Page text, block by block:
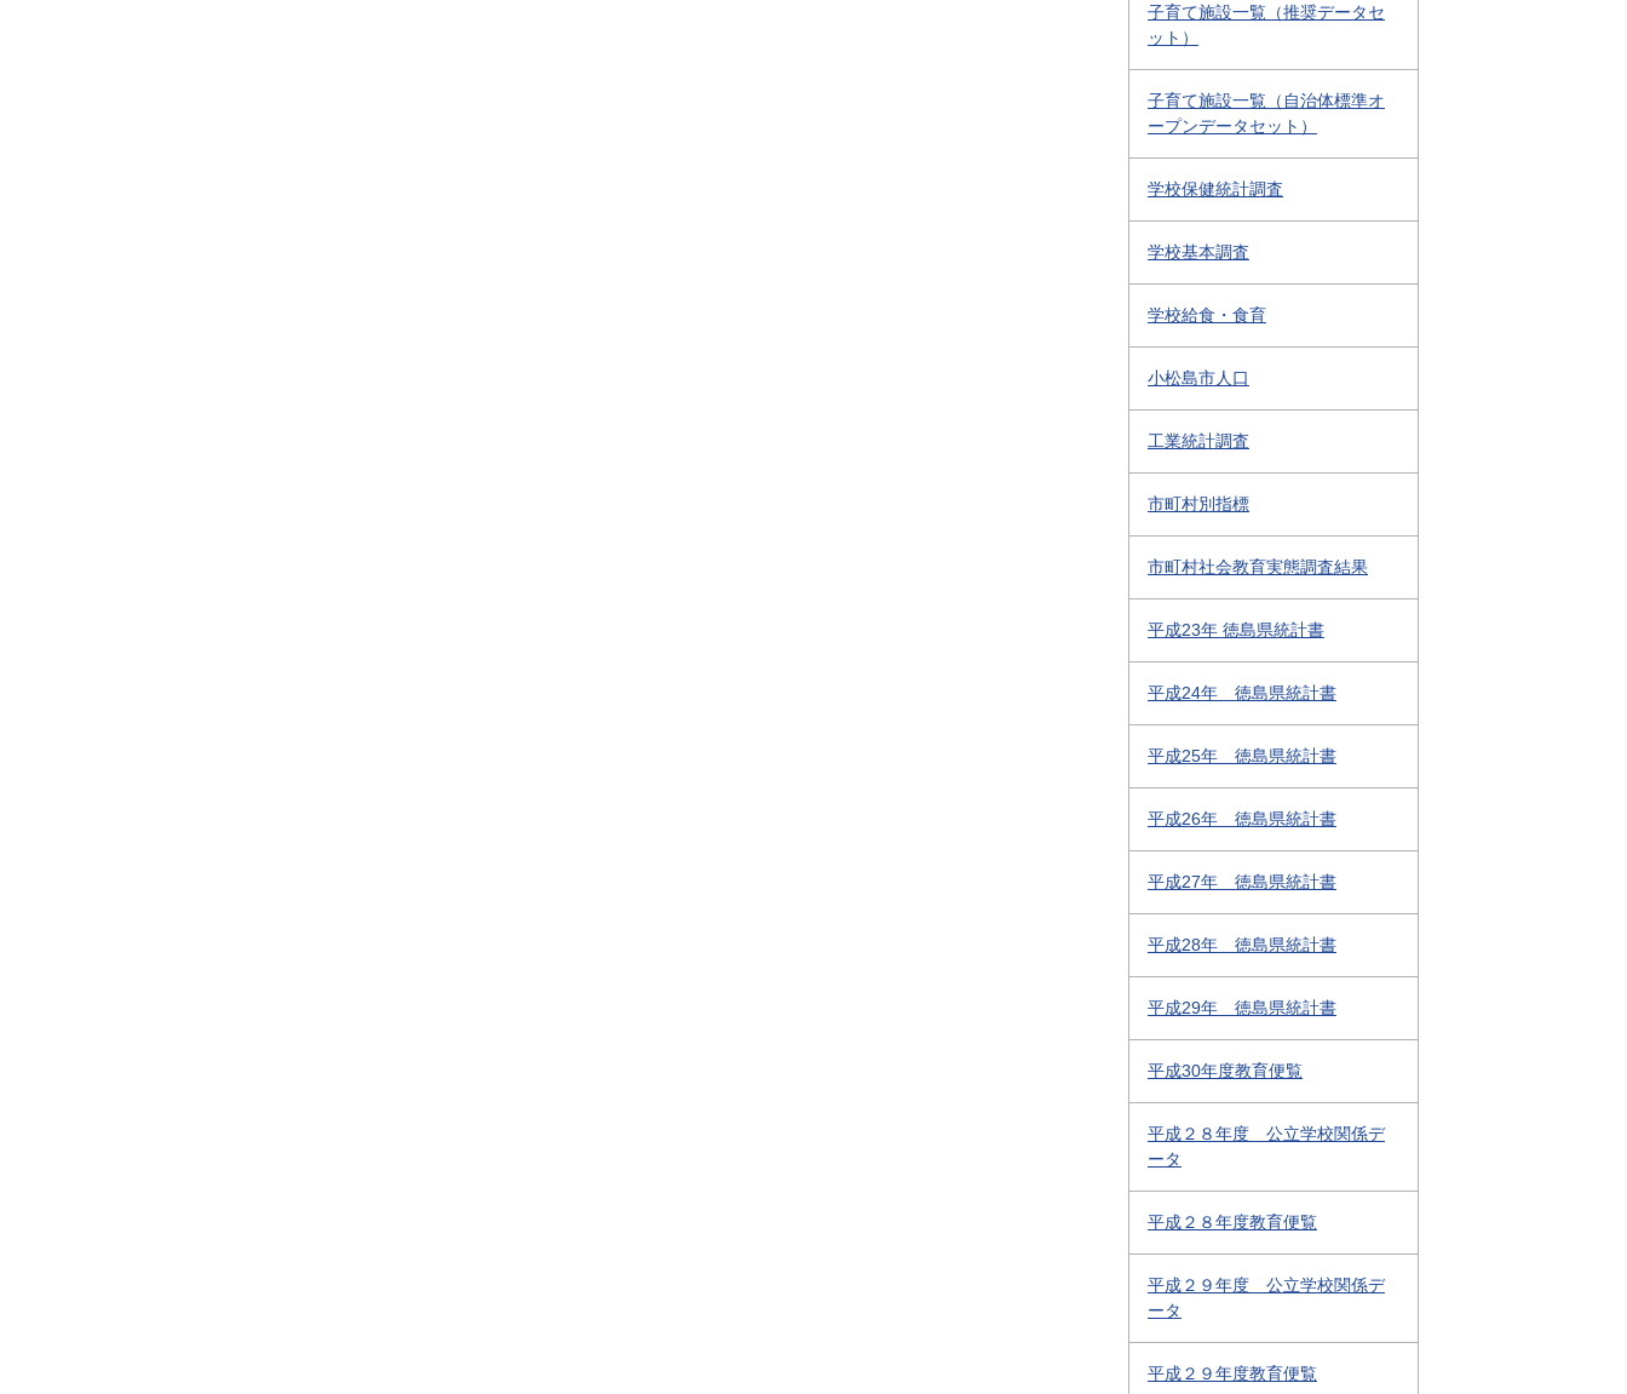
子育て施設一覧（推奨データセ
ット）
子育て施設一覧（自治体標準オ
ープンデータセット）
学校保健統計調査
学校基本調査
学校給食・食育
小松島市人口
工業統計調査
市町村別指標
市町村社会教育実態調査結果
平成23年 徳島県統計書
平成24年 徳島県統計書
平成25年 徳島県統計書
平成26年 徳島県統計書
平成27年 徳島県統計書
平成28年 徳島県統計書
平成29年 徳島県統計書
平成30年度教育便覧
平成２８年度 公立学校関係デ
ータ
平成２８年度教育便覧
平成２９年度 公立学校関係デ
ータ
平成２９年度教育便覧